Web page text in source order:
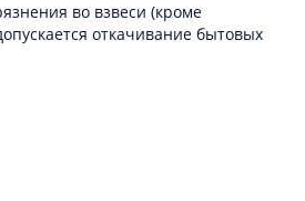
во взвеси (кроме
откачивание бытовых